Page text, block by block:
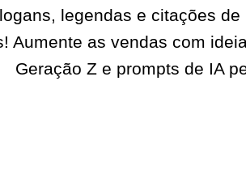
legendas e citações
Aumente as vendas com
Geração Z e prompts de IA